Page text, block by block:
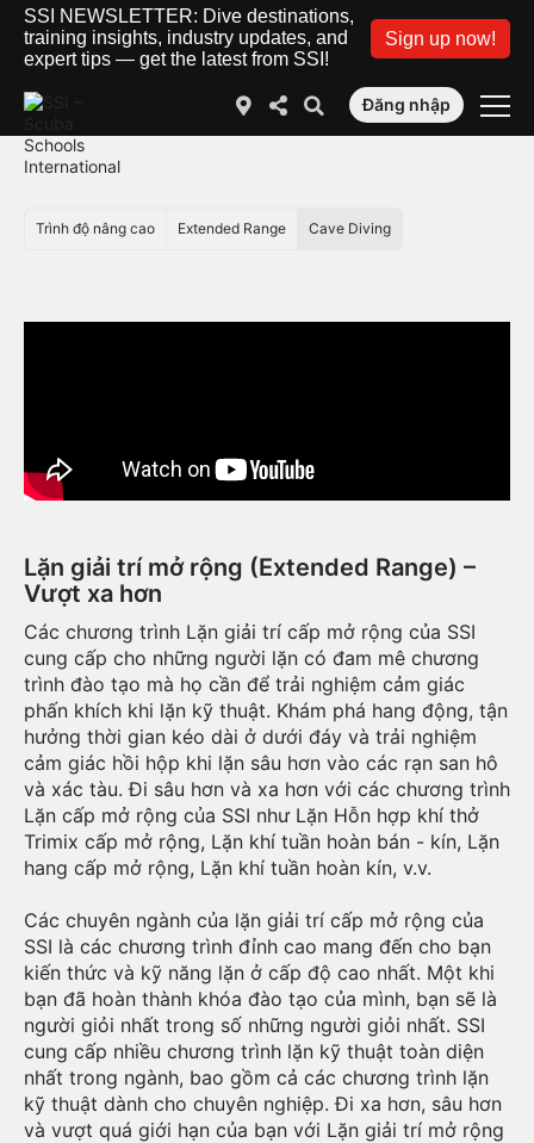
SSI NEWSLETTER: Dive destinations,
training insights, industry updates, and
expert tips — get the latest from SSI!
Sign up now!
Đăng nhập
Trình độ nâng cao Extended Range Cave Diving
Lặn giải trí mở rộng (Extended Range) –
Vượt xa hơn
Các chương trình Lặn giải trí cấp mở rộng của SSI
cung cấp cho những người lặn có đam mê chương
trình đào tạo mà họ cần để trải nghiệm cảm giác
phấn khích khi lặn kỹ thuật. Khám phá hang động, tận
hưởng thời gian kéo dài ở dưới đáy và trải nghiệm
cảm giác hồi hộp khi lặn sâu hơn vào các rạn san hô
và xác tàu. Đi sâu hơn và xa hơn với các chương trình
Lặn cấp mở rộng của SSI như Lặn Hỗn hợp khí thở
Trimix cấp mở rộng, Lặn khí tuần hoàn bán - kín, Lặn
hang cấp mở rộng, Lặn khí tuần hoàn kín, v.v.
Các chuyên ngành của lặn giải trí cấp mở rộng của
SSI là các chương trình đỉnh cao mang đến cho bạn
kiến ​​thức và kỹ năng lặn ở cấp độ cao nhất. Một khi
bạn đã hoàn thành khóa đào tạo của mình, bạn sẽ là
người giỏi nhất trong số những người giỏi nhất. SSI
cung cấp nhiều chương trình lặn kỹ thuật toàn diện
nhất trong ngành, bao gồm cả các chương trình lặn
kỹ thuật dành cho chuyên nghiệp. Đi xa hơn, sâu hơn
và vượt quá giới hạn của bạn với Lặn giải trí mở rộng